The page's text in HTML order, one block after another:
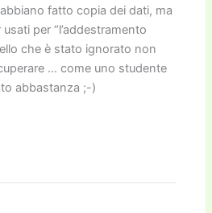
fatto copia dei dati, ma
per “l’addestramento
che è stato ignorato non
… come uno studente
abbastanza ;-)